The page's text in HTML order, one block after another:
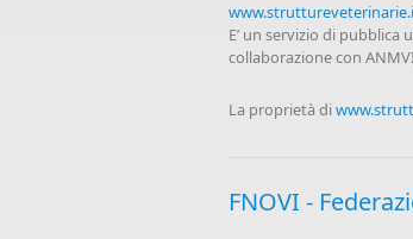
E’ un servizio di pubblica
collaborazione con
La proprietà di
FNOVI -